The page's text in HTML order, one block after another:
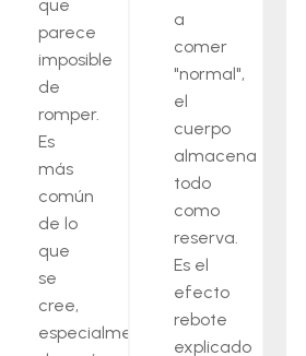
que
parece
imposible
de
romper.
Es
más
común
de lo
que
se
cree,
especialmente
a
comer
"normal",
el
cuerpo
almacena
todo
como
reserva.
Es el
efecto
rebote
explicado